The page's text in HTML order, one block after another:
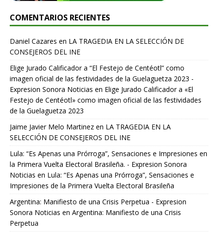
COMENTARIOS RECIENTES
Daniel Cazares en LA TRAGEDIA EN LA SELECCIÓN DE
CONSEJEROS DEL INE
Elige Jurado Calificador a “El Festejo de Centéotl” como
imagen oficial de las festividades de la Guelaguetza 2023 -
Expresion Sonora Noticias en Elige Jurado Calificador a «El
Festejo de Centéotl» como imagen oficial de las festividades
de la Guelaguetza 2023
Jaime Javier Melo Martinez en LA TRAGEDIA EN LA
SELECCIÓN DE CONSEJEROS DEL INE
Lula: “Es Apenas una Prórroga”, Sensaciones e Impresiones en
la Primera Vuelta Electoral Brasileña. - Expresion Sonora
Noticias en Lula: “Es Apenas una Prórroga”, Sensaciones e
Impresiones de la Primera Vuelta Electoral Brasileña
Argentina: Manifiesto de una Crisis Perpetua - Expresion
Sonora Noticias en Argentina: Manifiesto de una Crisis
Perpetua